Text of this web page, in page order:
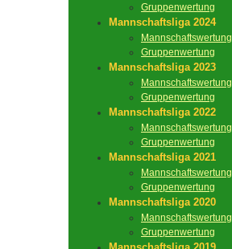
Gruppenwertung
Mannschaftsliga 2024
Mannschaftswertung
Gruppenwertung
Mannschaftsliga 2023
Mannschaftswertung
Gruppenwertung
Mannschaftsliga 2022
Mannschaftswertung
Gruppenwertung
Mannschaftsliga 2021
Mannschaftswertung
Gruppenwertung
Mannschaftsliga 2020
Mannschaftswertung
Gruppenwertung